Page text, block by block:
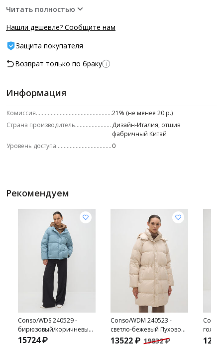
максимального сохранения тепла модель выполнена в
оформлена крупной и средней геометрической стежкой.
не оставят шансов ветру и морозу.
Читать полностью
Нашли дешевле? Сообщите нам
Защита покупателя
Возврат только по браку
Информация
Комиссия
21% (не менее 20 р.)
Страна производитель
Дизайн-Италия, отшив
фабричный Китай
Уровень доступа
0
Рекомендуем
Conso/WDS 240529 -
бирюзовый/коричневый
Пуховая куртка
15724 ₽
Conso/WDM 240523 -
светло-бежевый Пуховое
пальто
13522 ₽ 19832 ₽